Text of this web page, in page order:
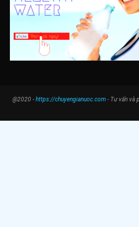
@2020 - https://chuyengianuoc.com- Tư vấn và